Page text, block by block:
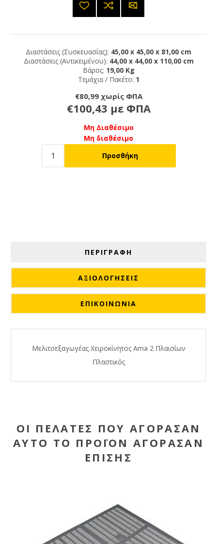
Διαστάσεις (Συσκευασίας): 45,00 x 45,00 x 81,00 cm
Διαστάσεις (Αντικειμένου): 44,00 x 44,00 x 110,00 cm
Βάρος: 19,00 Kg
Τεμάχια / Πακέτο: 1
€80,99 χωρίς ΦΠΑ
€100,43 με ΦΠΑ
Μη Διαθέσιμο
Μη διαθέσιμο
ΠΕΡΙΓΡΑΦΗ
ΑΞΙΟΛΟΓΉΣΕΙΣ
ΕΠΙΚΟΙΝΩΝΙΑ
Μελιτοεξαγωγέας Χειροκίνητος Ama 2 Πλαισίων
Πλαστικός
ΟΙ ΠΕΛΆΤΕΣ ΠΟΥ ΑΓΌΡΑΣΑΝ
ΑΥΤΌ ΤΟ ΠΡΟΪΌΝ ΑΓΌΡΑΣΑΝ
ΕΠΊΣΗΣ